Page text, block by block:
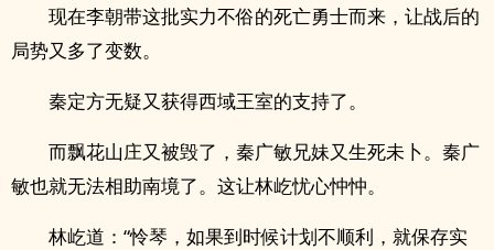
现在李朝带这批实力不俗的死亡勇士而来，让战后的
局势又多了变数。
秦定方无疑又获得西域王室的支持了。
而飘花山庄又被毁了，秦广敏‍兄‌妹‎​‍又生死未卜。秦广
敏也就无法相助南境了。这让林屹忧心忡忡。
林屹道：“怜琴，如果到时候计划不顺利，就保存实